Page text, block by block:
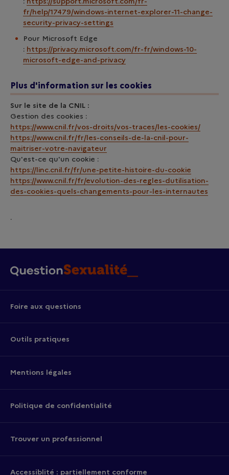
fr/help/17479/windows-internet-explorer-11-change-
security-privacy-settings
Pour Microsoft Edge
: https://privacy.microsoft.com/fr-fr/windows-10-
microsoft-edge-and-privacy
Plus d'information sur les cookies
Sur le site de la CNIL :
Gestion des cookies :
https://www.cnil.fr/vos-droits/vos-traces/les-cookies/
https://www.cnil.fr/fr/les-conseils-de-la-cnil-pour-
maitriser-votre-navigateur
Qu'est-ce qu'un cookie :
https://linc.cnil.fr/fr/une-petite-histoire-du-cookie
https://www.cnil.fr/fr/evolution-des-regles-dutilisation-
des-cookies-quels-changements-pour-les-internautes
.
Foire aux questions
Outils pratiques
Mentions légales
Politique de confidentialité
Trouver un professionnel
Accessiblité : partiellement conforme